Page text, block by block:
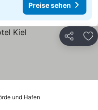
Preise sehen
Teilen
und Hafen